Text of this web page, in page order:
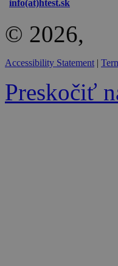
info(at)htest.sk
© 2026,
Accessibility Statement |
Preskočiť